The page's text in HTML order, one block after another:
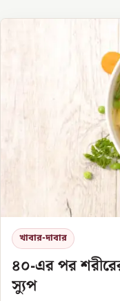
খাবার-দাবার
৪০-এর পর
স্যুপ